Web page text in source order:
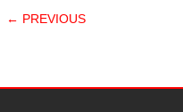
POST
← PREVIOUS